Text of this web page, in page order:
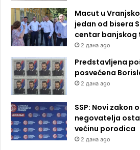
Macut u
jedan od bisera
centar banjskog
2 дана ago
Predstavljena
posvećena
2 дана ago
SSP: Novi
negovatelja
većinu porodica
2 дана ago